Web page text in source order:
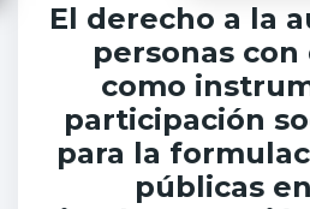
El derecho a la
personas con
como
participación
para la
públicas